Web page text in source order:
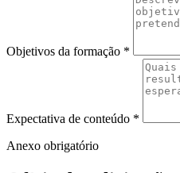
Objetivos da formação *
Expectativa de conteúdo *
Anexo obrigatório